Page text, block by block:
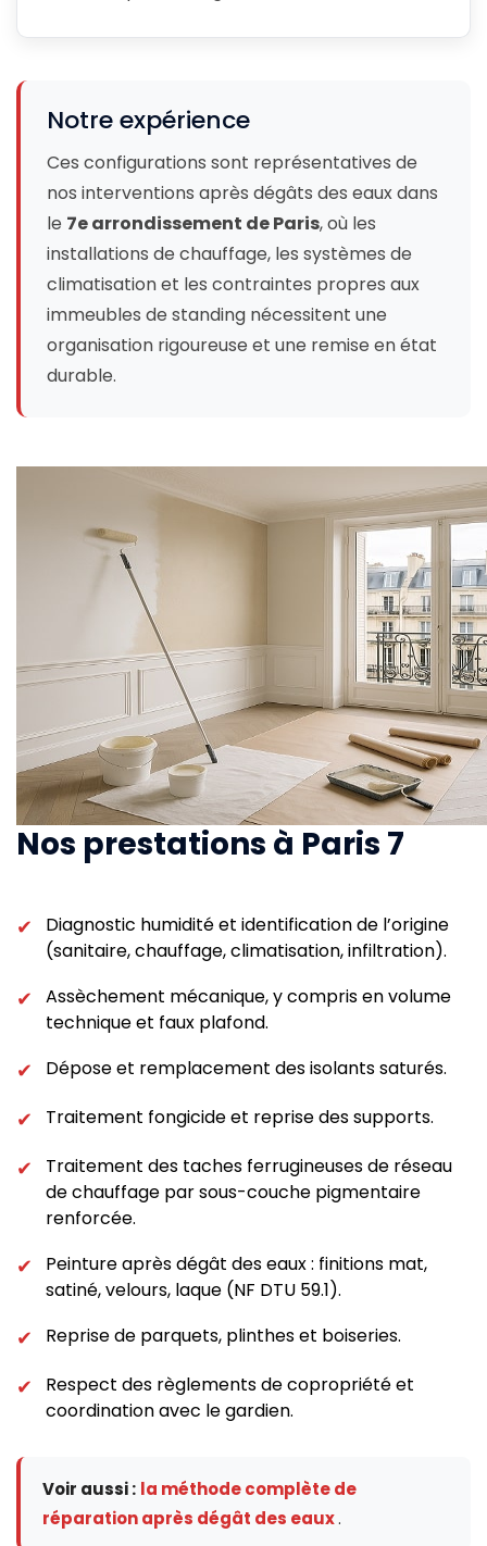
Notre expérience
Ces configurations sont représentatives de
nos interventions après dégâts des eaux dans
le 7e arrondissement de Paris, où les
installations de chauffage, les systèmes de
climatisation et les contraintes propres aux
immeubles de standing nécessitent une
organisation rigoureuse et une remise en état
durable.
Nos prestations à Paris 7
✔
Diagnostic humidité et identification de l’origine
(sanitaire, chauffage, climatisation, infiltration).
✔
Assèchement mécanique, y compris en volume
technique et faux plafond.
✔ Dépose et remplacement des isolants saturés.
✔ Traitement fongicide et reprise des supports.
✔
Traitement des taches ferrugineuses de réseau
de chauffage par sous-couche pigmentaire
renforcée.
✔
Peinture après dégât des eaux : finitions mat,
satiné, velours, laque (NF DTU 59.1).
✔ Reprise de parquets, plinthes et boiseries.
✔
Respect des règlements de copropriété et
coordination avec le gardien.
Voir aussi : la méthode complète de
réparation après dégât des eaux.